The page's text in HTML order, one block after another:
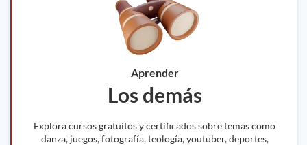
Aprender
Los demás
Explora cursos gratuitos y certificados sobre temas como
danza, juegos, fotografía, teología, youtuber, deportes,